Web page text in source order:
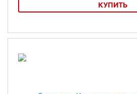
КУПИТЬ
Контактные педали Exustar E-PM25